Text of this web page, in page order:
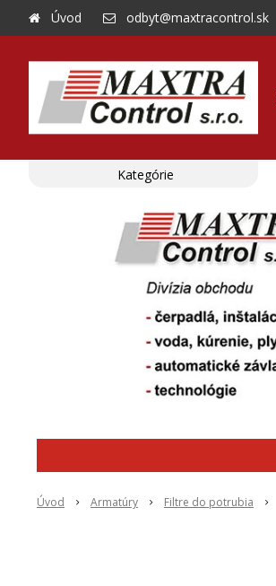
Úvod odbyt@maxtracontrol.sk
Úvod Armatúry Filtre do potrubia
Kategórie